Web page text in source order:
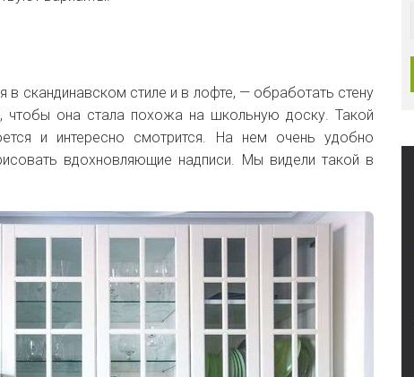
скандинавском стиле и в лофте, — обработать стену
чтобы она стала похожа на школьную доску. Такой
и интересно смотрится. На нем очень удобно
вдохновляющие надписи. Мы видели такой в